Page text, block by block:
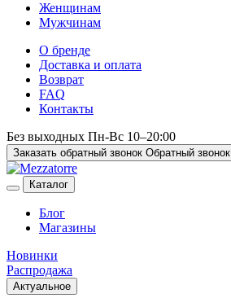
Женщинам
Мужчинам
О бренде
Доставка и оплата
Возврат
FAQ
Контакты
Без выходных Пн-Вс 10–20:00
Заказать обратный звонок Обратный звонок
Каталог
Блог
Магазины
Новинки
Распродажа
Актуальное